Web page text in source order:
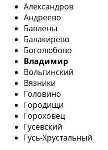
Александров
Андреево
Бавлены
Балакирево
Боголюбово
Владимир
Вольгинский
Вязники
Головино
Городищи
Гороховец
Гусевский
Гусь-Хрустальный